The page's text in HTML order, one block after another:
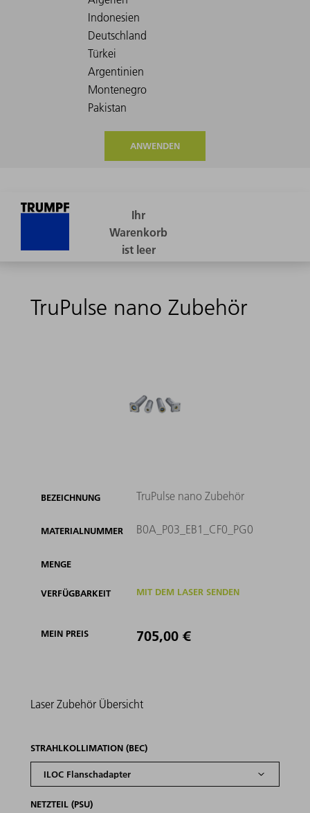
ANWENDEN
TruPulse nano Zubehör
BEZEICHNUNG TruPulse nano Zubehör
MATERIALNUMMER B0A_P03_EB1_CF0_PG0
MENGE
VERFÜGBARKEIT MIT DEM LASER SENDEN
MEIN PREIS 705,00 €
Laser Zubehör Übersicht
STRAHLKOLLIMATION (BEC)
NETZTEIL (PSU)